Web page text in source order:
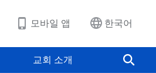
모바일 앱 한국어
교회 소개
합창 ＜하나님 마음보다 더 좋은 건
없네＞ | 2026 ＜찬미의 소리＞